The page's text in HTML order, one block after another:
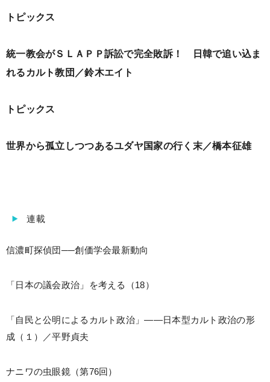
トピックス
統一教会がＳＬＡＰＰ訴訟で完全敗訴！ 日韓で追い込ま
れるカルト教団／鈴木エイト
トピックス
世界から孤立しつつあるユダヤ国家の行く末／橋本征雄
連載
信濃町探偵団──創価学会最新動向
「日本の議会政治」を考える（18）
「自民と公明によるカルト政治」――日本型カルト政治の形
成（１）／平野貞夫
ナニワの虫眼鏡（第76回）